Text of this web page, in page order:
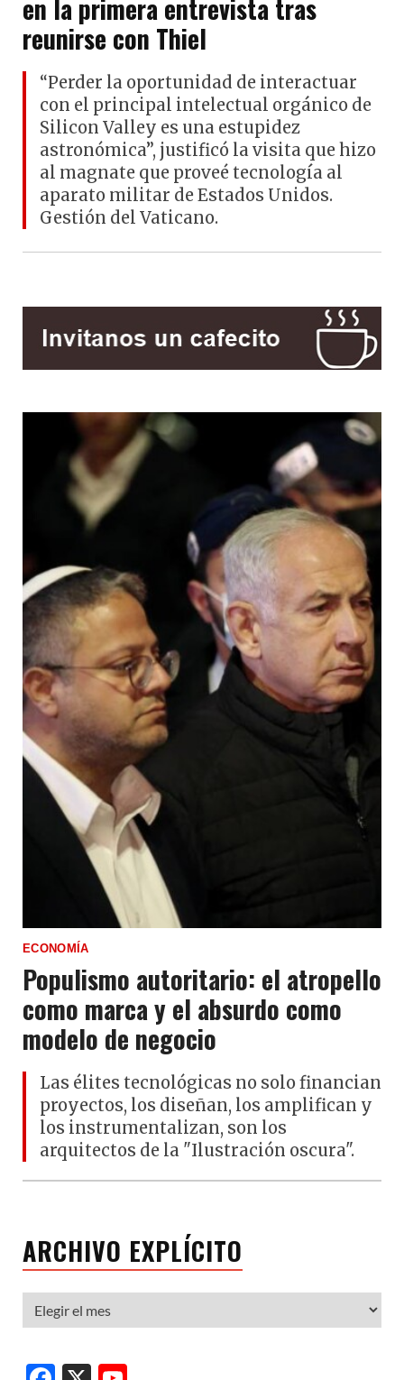
en la primera entrevista tras
reunirse con Thiel
“Perder la oportunidad de interactuar
con el principal intelectual orgánico de
Silicon Valley es una estupidez
astronómica”, justificó la visita que hizo
al magnate que proveé tecnología al
aparato militar de Estados Unidos.
Gestión del Vaticano.
ECONOMÍA
Populismo autoritario: el atropello
como marca y el absurdo como
modelo de negocio
Las élites tecnológicas no solo financian
proyectos, los diseñan, los amplifican y
los instrumentalizan, son los
arquitectos de la "Ilustración oscura".
ARCHIVO EXPLÍCITO